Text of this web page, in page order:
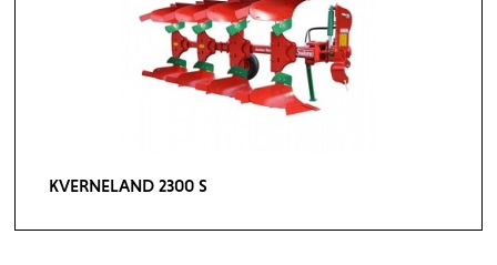
KVERNELAND 2300 S